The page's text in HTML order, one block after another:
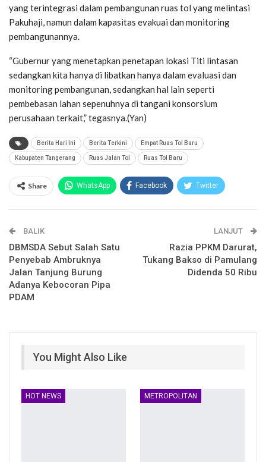
yang terintegrasi dalam pembangunan ruas tol yang melintasi
Pakuhaji, namun dalam kapasitas evakuai dan monitoring
pembangunannya.
“Gubernur yang menetapkan penetapan lokasi Titi lintasan
sedangkan kita hanya di libatkan hanya dalam evaluasi dan
monitoring pembangunan, sedangkan hal lain seperti
pembebasan lahan sepenuhnya di tangani konsorsium
perusahaan terkait,” tegasnya.(Yan)
Berita Hari Ini Berita Terkini Empat Ruas Tol Baru
Kabupaten Tangerang Ruas Jalan Tol Ruas Tol Baru
Share WhatsApp Facebook Twitter
Telegram
BALIK
DBMSDA Sebut Salah Satu
Penyebab Ambruknya
Jalan Tanjung Burung
Adanya Kebocoran Pipa
PDAM
LANJUT
Razia PPKM Darurat,
Tukang Bakso di Pamulang
Didenda 50 Ribu
You Might Also Like
HOT NEWS METROPOLITAN